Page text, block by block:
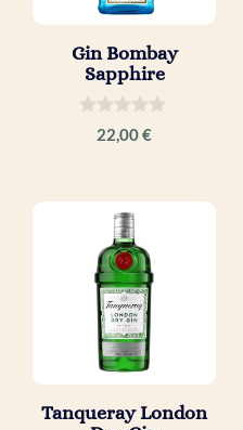
Gin Bombay
Sapphire
22,00€
Tanqueray London